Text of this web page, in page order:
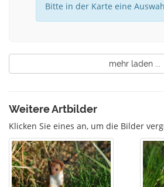
Bitte in der Karte eine
mehr laden ...
Weitere Artbilder
Klicken Sie eines an, um die Bilder